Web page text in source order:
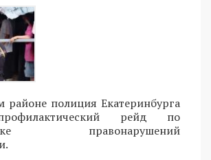
районе полиция Екатеринбурга
рейд по
правонарушений